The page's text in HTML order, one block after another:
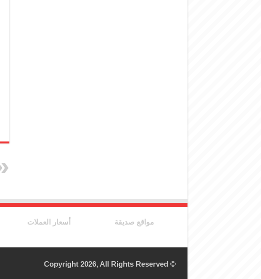
مواقع صديقة أسعار العملات
© Copyright 2026, All Rights Reserved